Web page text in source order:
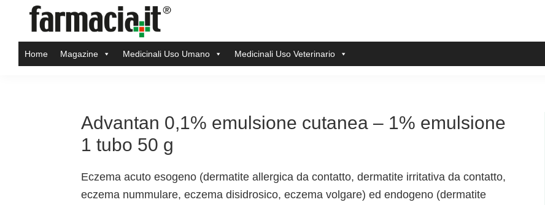
primary
main
primary
footerFarmacia.it
magazine
Home Magazine Medicinali Uso Umano Medicinali Uso Veterinario
Advantan 0,1% emulsione cutanea – 1% emulsione
1 tubo 50 g
Eczema acuto esogeno (dermatite allergica da contatto, dermatite irritativa da contatto,
eczema nummulare, eczema disidrosico, eczema volgare) ed endogeno (dermatite